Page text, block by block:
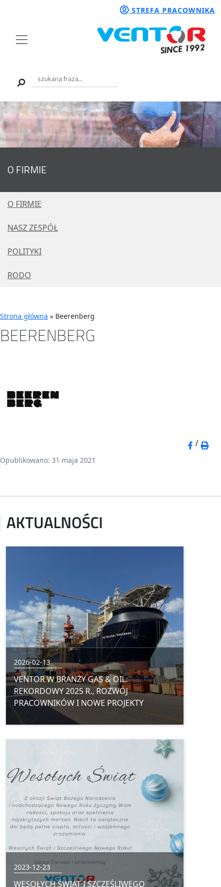
STREFA PRACOWNIKA
O FIRMIE
O FIRMIE
NASZ ZESPÓŁ
POLITYKI
RODO
Strona główna » Beerenberg
BEERENBERG
/
Opublikowano: 31 maja 2021
AKTUALNOŚCI
2026-02-13
VENTOR W BRANŻY GAS & OIL:
REKORDOWY 2025 R., ROZWÓJ
PRACOWNIKÓW I NOWE PROJEKTY
2023-12-23
WESOŁYCH ŚWIĄT I SZCZĘŚLIWEGO